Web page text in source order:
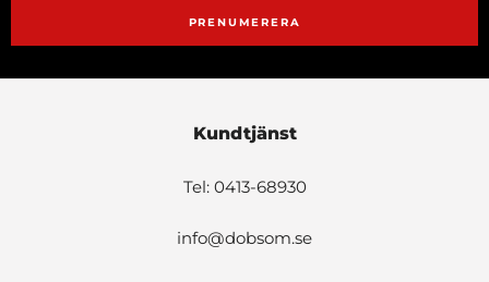
PRENUMERERA
Kundtjänst
Tel: 0413-68930
info@dobsom.se